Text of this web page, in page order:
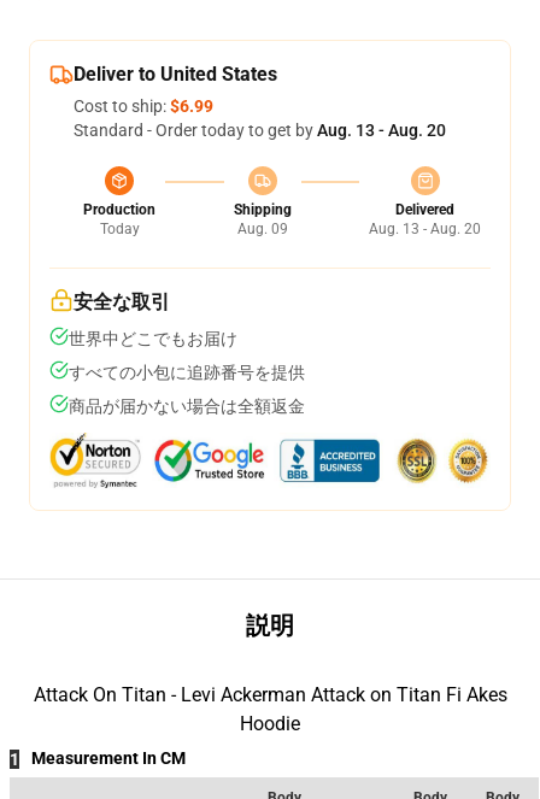
Deliver to United States
Cost to ship:$6.99
Standard - Order today to get byAug. 13 - Aug. 20
Production
Today
Shipping
Aug. 09
Delivered
Aug. 13 - Aug. 20
安全な取引
世界中どこでもお届け
すべての小包に追跡番号を提供
商品が届かない場合は全額返金
説明
Attack On Titan - Levi Ackerman Attack on Titan Fi Akes
Hoodie
1 Measurement In CM